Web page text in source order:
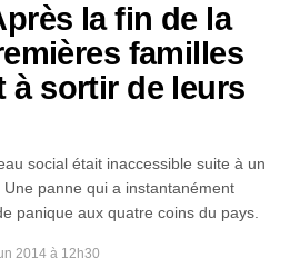
la fin de la
familles
à sortir de leurs
social était inaccessible suite à un
Une panne qui a instantanément
panique aux quatre coins du pays.
2014 à 12h30